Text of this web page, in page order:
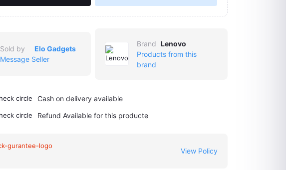
Sold by
Elo Gadgets
Message Seller
Brand Lenovo
Products from this
brand
Cash on delivery available
Refund Available for this producte
View Policy